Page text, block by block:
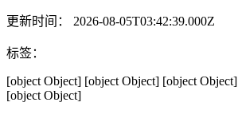
更新时间： 2026-08-05T03:42:39.000Z
标签：
[object Object] [object Object] [object Object]
[object Object]